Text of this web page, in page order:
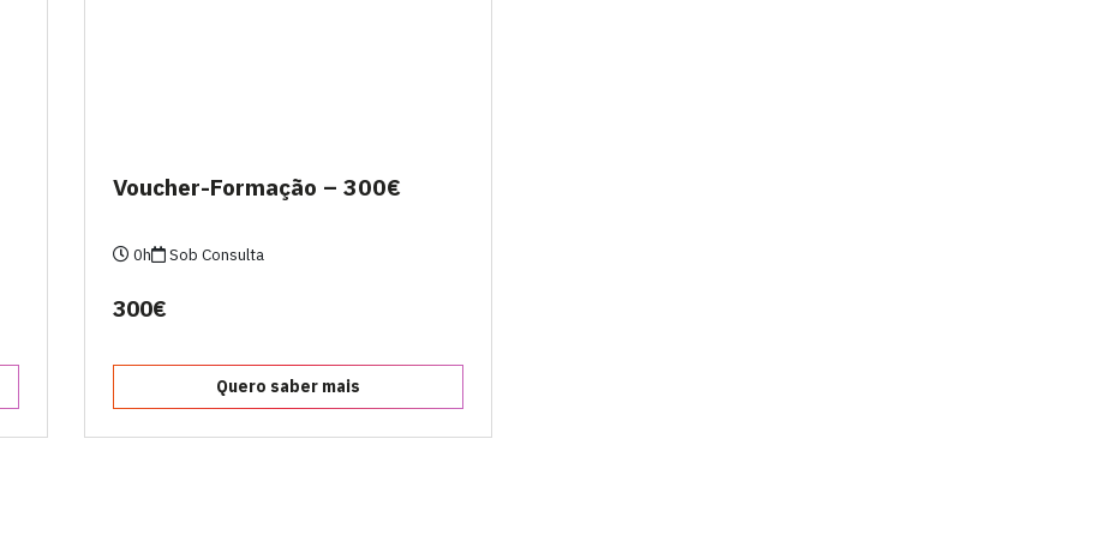
Voucher-Formação – 300€
0h Sob Consulta
300€
Quero saber mais